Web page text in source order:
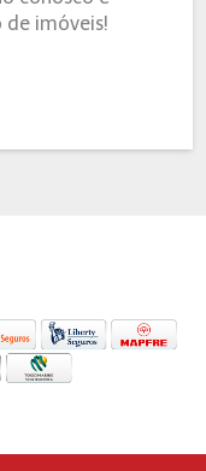
imóveis!